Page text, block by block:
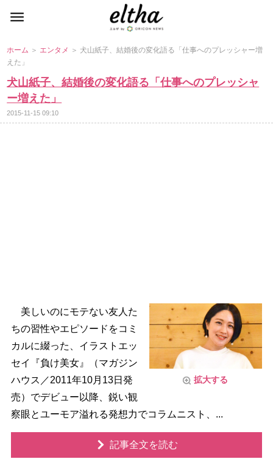
ホーム ＞ エンタメ ＞ 犬山紙子、結婚後の変化語る「仕事へのプレッシャー増
えた」
犬山紙子、結婚後の変化語る「仕事へのプレッシャ
ー増えた」
2015-11-15 09:10
拡大する
美しいのにモテない友人た
ちの習性やエピソードをコミ
カルに綴った、イラストエッ
セイ『負け美女』（マガジン
ハウス／2011年10月13日発
売）でデビュー以降、鋭い観
察眼とユーモア溢れる発想力でコラムニスト、...
記事全文を読む